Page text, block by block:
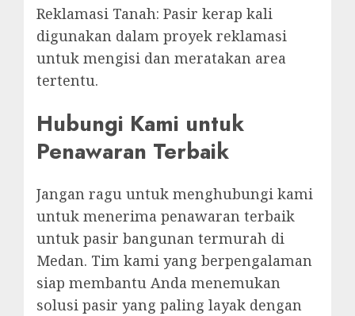
Reklamasi Tanah: Pasir kerap kali
digunakan dalam proyek reklamasi
untuk mengisi dan meratakan area
tertentu.
Hubungi Kami untuk
Penawaran Terbaik
Jangan ragu untuk menghubungi kami
untuk menerima penawaran terbaik
untuk pasir bangunan termurah di
Medan. Tim kami yang berpengalaman
siap membantu Anda menemukan
solusi pasir yang paling layak dengan